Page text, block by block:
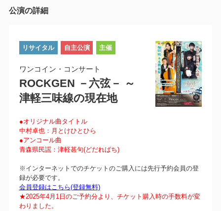
公演の詳細
リサイタル 自主公演 主催
ワンコイン・コンサート
ROCKGEN －六弦－ ～
津軽三味線の現在地
●オリジナル曲タイトル
中村卓也：月とけひとひら
●アンコール曲
青森県民謡：津軽甚句(どだればち)
※インターネットでのチケットのご購入には先行予約会員の登
録が必要です。
会員登録はこちら(登録無料)
★2025年4月1日のご予約分より、チケット購入時の手数料が変
わりました。